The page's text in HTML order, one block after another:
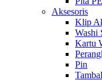
Aksesoris
Klip
Washi
Kartu
Pin